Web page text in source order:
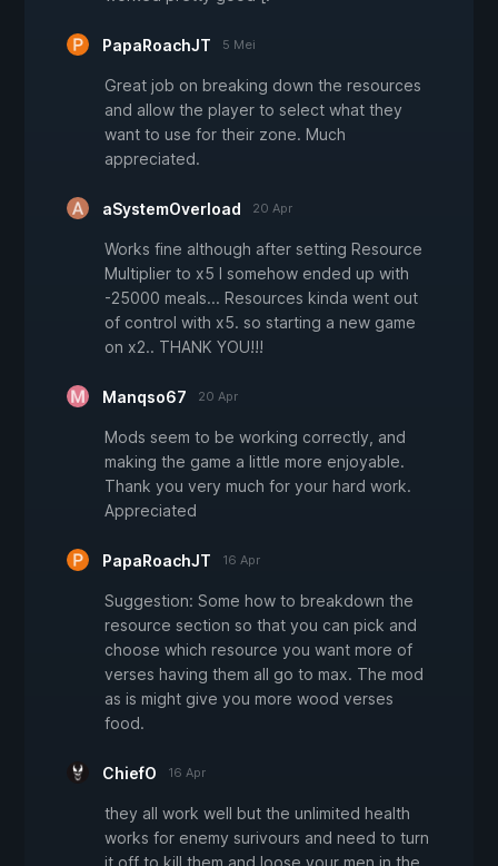
PapaRoachJT 5 Mei
Great job on breaking down the resources
and allow the player to select what they
want to use for their zone. Much
appreciated.
aSystemOverload 20 Apr
Works fine although after setting Resource
Multiplier to x5 I somehow ended up with
-25000 meals... Resources kinda went out
of control with x5. so starting a new game
on x2.. THANK YOU!!!
Manqso67 20 Apr
Mods seem to be working correctly, and
making the game a little more enjoyable.
Thank you very much for your hard work.
Appreciated
PapaRoachJT 16 Apr
Suggestion: Some how to breakdown the
resource section so that you can pick and
choose which resource you want more of
verses having them all go to max. The mod
as is might give you more wood verses
food.
ChiefO 16 Apr
they all work well but the unlimited health
works for enemy surivours and need to turn
it off to kill them and loose your men in the